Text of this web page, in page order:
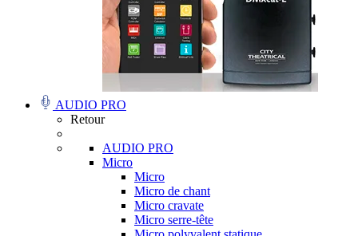
AUDIO PRO
Retour
AUDIO PRO
Micro
Micro
Micro de chant
Micro cravate
Micro serre-tête